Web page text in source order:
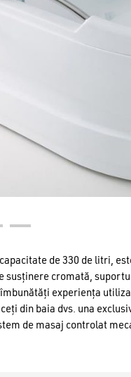
de 330 de litri,
susținere cromată,
experiența
din baia dvs. una
de masaj controlat